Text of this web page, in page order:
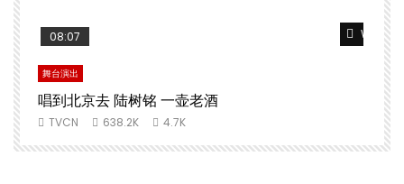
Watch Later Watch
08:07
舞台演出
唱到北京去 陆树铭 一壶老酒
TVCN 638.2K 4.7K